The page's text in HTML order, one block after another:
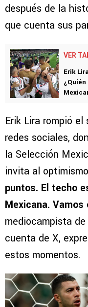
después de la
que cuenta sus
VER
Erik
Erik Lira rompió
redes sociales,
la Selección
invita al
puntos. El techo
Mexicana. Vamos
mediocampista
cuenta de X,
estos momentos.